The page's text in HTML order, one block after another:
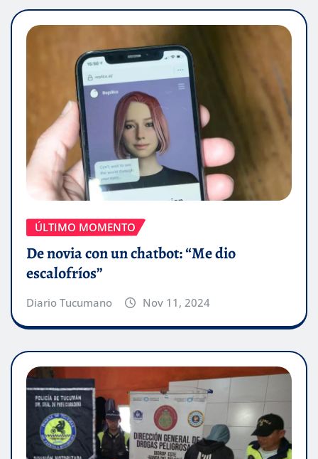
ÚLTIMO MOMENTO
De novia con un chatbot: “Me dio
escalofríos”
Diario Tucumano Nov 11, 2024